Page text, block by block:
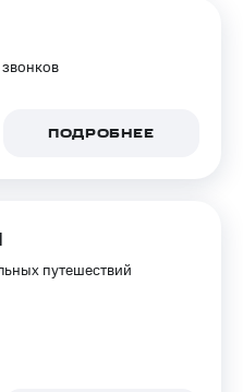
ПОДРОБНЕЕ
путешествий